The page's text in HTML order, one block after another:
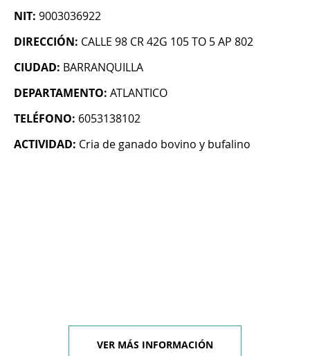
NIT: 9003036922
DIRECCIÓN: CALLE 98 CR 42G 105 TO 5 AP 802
CIUDAD: BARRANQUILLA
DEPARTAMENTO: ATLANTICO
TELÉFONO: 6053138102
ACTIVIDAD: Cria de ganado bovino y bufalino
VER MÁS INFORMACIÓN